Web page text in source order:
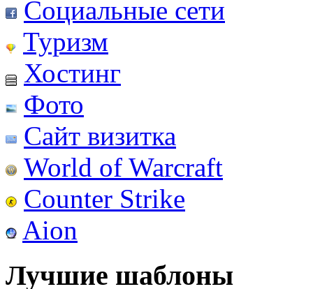
Социальные сети
Туризм
Хостинг
Фото
Сайт визитка
World of Warcraft
Counter Strike
Aion
Лучшие шаблоны